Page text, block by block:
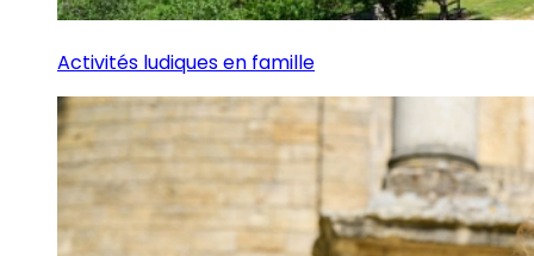
Activités ludiques en famille